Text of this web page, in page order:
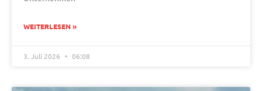
WEITERLESEN »
3. Juli 2026 06:08